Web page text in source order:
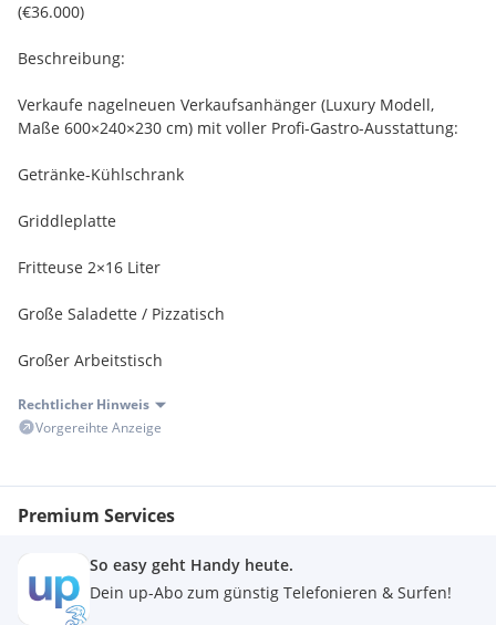
(€36.000)
Beschreibung:
Verkaufe nagelneuen Verkaufsanhänger (Luxury Modell,
Maße 600×240×230 cm) mit voller Profi-Gastro-Ausstattung:
Getränke-Kühlschrank
Griddleplatte
Fritteuse 2×16 Liter
Große Saladette / Pizzatisch
Großer Arbeitstisch
Wandhaube 3.000 mm mit Motor & Regler
Perfekt für Streetfood, Imbiss, Catering oder Events
Rechtlicher Hinweis
Vorgereihte Anzeige
Premium Services
So easy geht Handy heute.
Dein up-Abo zum günstig Telefonieren & Surfen!